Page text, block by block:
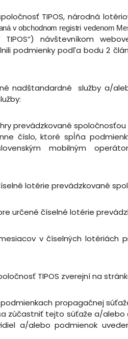
TIPOS, národná
v obchodnom registri vedenom
návštevníkom
podmienky podľa bodu 2
nadštandardné služby a/
prevádzkované spoločnosťou
číslo, ktoré spĺňa
mobilným
lotérie prevádzkované
určené číselné lotérie
v číselných lotériách
TIPOS zverejní na
podmienkach propagačnej
zúčastniť tejto súťaže a/
a/alebo podmienok